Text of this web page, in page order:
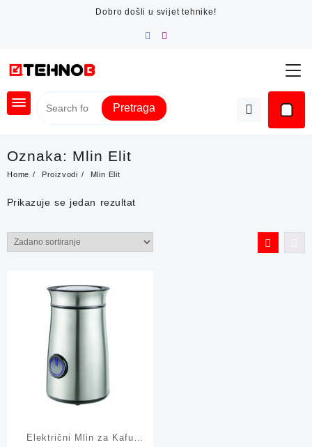
Dobro došli u svijet tehnike!
Pretraga
Oznaka: Mlin Elit
Home Proizvodi Mlin Elit
Prikazuje se jedan rezultat
Električni Mlin za Kafu